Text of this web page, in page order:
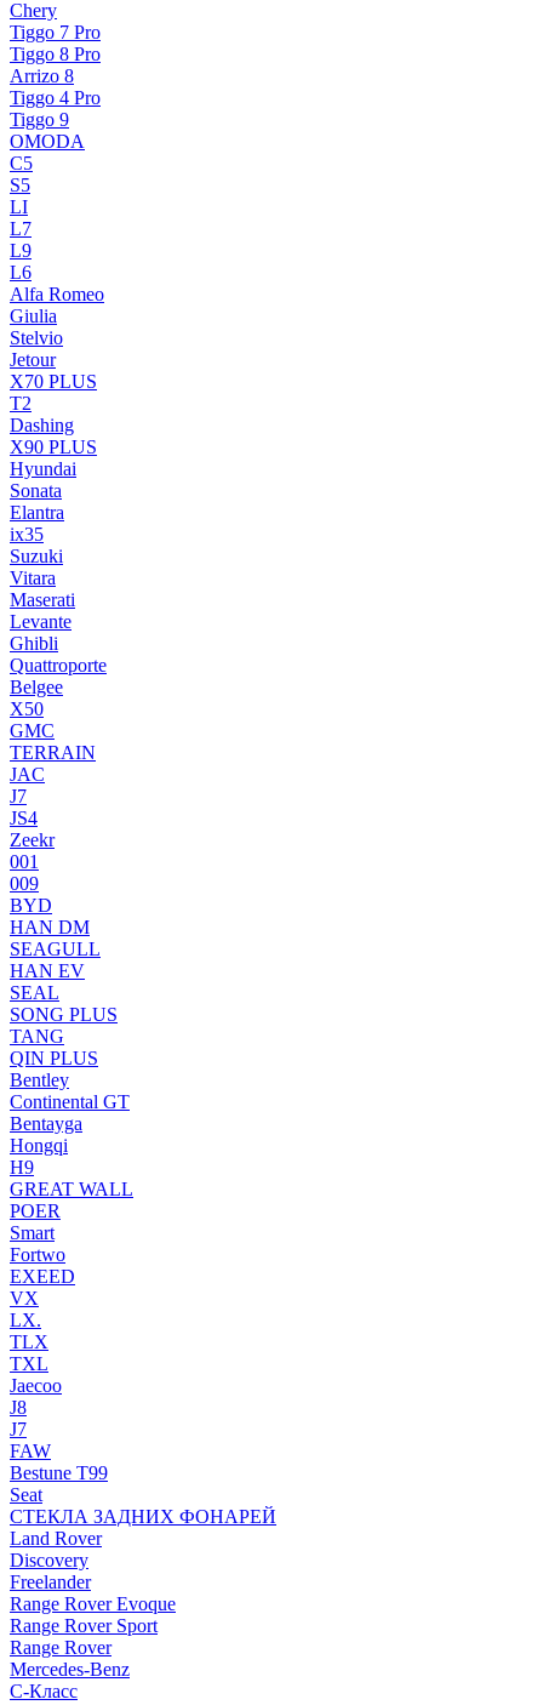
Chery
Tiggo 7 Pro
Tiggo 8 Pro
Arrizo 8
Tiggo 4 Pro
Tiggo 9
OMODA
C5
S5
LI
L7
L9
L6
Alfa Romeo
Giulia
Stelvio
Jetour
X70 PLUS
T2
Dashing
X90 PLUS
Hyundai
Sonata
Elantra
ix35
Suzuki
Vitara
Maserati
Levante
Ghibli
Quattroporte
Belgee
X50
GMC
TERRAIN
JAC
J7
JS4
Zeekr
001
009
BYD
HAN DM
SEAGULL
HAN EV
SEAL
SONG PLUS
TANG
QIN PLUS
Bentley
Continental GT
Bentayga
Hongqi
H9
GREAT WALL
POER
Smart
Fortwo
EXEED
VX
LX.
TLX
TXL
Jaecoo
J8
J7
FAW
Bestune T99
Seat
СТЕКЛА ЗАДНИХ ФОНАРЕЙ
Land Rover
Discovery
Freelander
Range Rover Evoque
Range Rover Sport
Range Rover
Mercedes-Benz
C-Класс